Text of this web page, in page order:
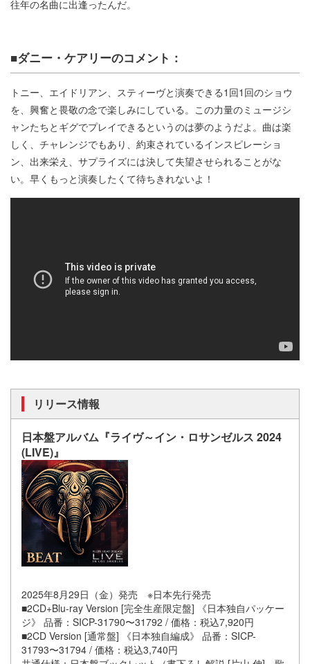
往年の名曲に出逢ったんだ。
■ダニー・ケアリーのコメント：
トニー、エイドリアン、スティーヴと演奏できる1回1回のショウ
を、興奮と畏敬の念で楽しみにしている。この力量のミュージシ
ャンたちとギグでプレイできるというのは夢のようだよ。曲は楽
しく、チャレンジでもあり、約束されているインスピレーショ
ン、出来栄え、サプライズには決して失望させられることがな
い。早くもっと演奏したくて待ちきれないよ！
リリース情報
日本盤アルバム 『ライヴ～イン・ロサンゼルス 2024
(LIVE)』
2025年8月29日（金）発売 ※日本先行発売
■2CD+Blu-ray Version [完全生産限定盤] 《日本独自パッケー
ジ》 品番：SICP-31790〜31792 / 価格：税込7,920円
■2CD Version [通常盤] 《日本独自編成》 品番：SICP-
31793〜31794 / 価格：税込3,740円